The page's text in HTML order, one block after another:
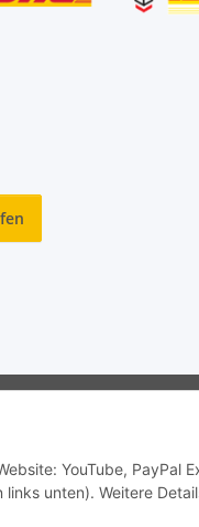
YouTube, PayPal
unten). Weitere